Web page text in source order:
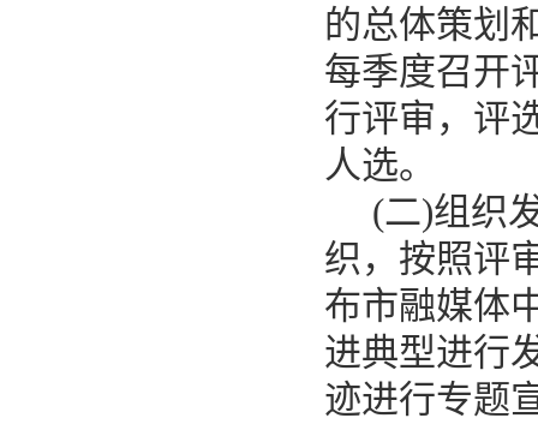
的总体策划
每季度召开
行评审，评
人选。
(二)组织
织，按照评
布市融媒体
进典型进行
迹进行专题